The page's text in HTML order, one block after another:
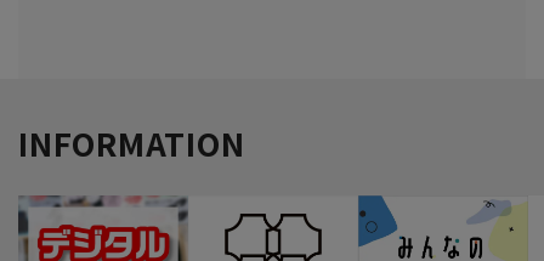
INFORMATION